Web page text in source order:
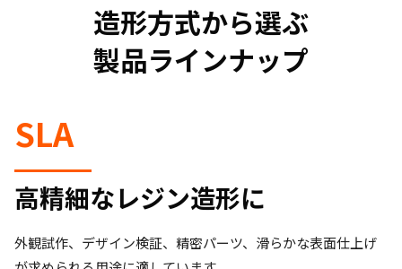
造形方式から選ぶ
製品ラインナップ
SLA
高精細なレジン造形に
外観試作、デザイン検証、精密パーツ、滑らかな表面仕上げ